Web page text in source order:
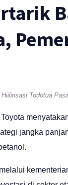
Todotua
Toyota
jangka